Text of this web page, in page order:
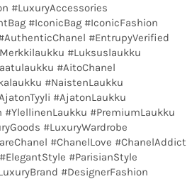
#LuxuryAccessories
#IconicBag #IconicFashion
#EntrupyVerified
#Luksuslaukku
#AitoChanel
#NaistenLaukku
#AjatonLaukku
#PremiumLaukku
#LuxuryWardrobe
#ChanelLove #ChanelAddict
#ParisianStyle
#DesignerFashion